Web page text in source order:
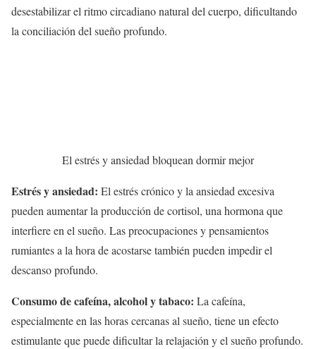
desestabilizar el ritmo circadiano natural del cuerpo, dificultando
la conciliación del sueño profundo.
El estrés y ansiedad bloquean dormir mejor
Estrés y ansiedad: El estrés crónico y la ansiedad excesiva
pueden aumentar la producción de cortisol, una hormona que
interfiere en el sueño. Las preocupaciones y pensamientos
rumiantes a la hora de acostarse también pueden impedir el
descanso profundo.
Consumo de cafeína, alcohol y tabaco: La cafeína,
especialmente en las horas cercanas al sueño, tiene un efecto
estimulante que puede dificultar la relajación y el sueño profundo.